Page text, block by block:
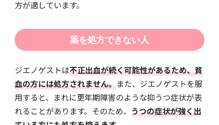
方が適しています。
薬を処方できない人
ジエノゲストは不正出血が続く可能性があるため、貧
血の方には処方されません。また、ジエノゲストを服
用すると、まれに更年期障害のような抑うつ症状が表
れることがあります。そのため、 うつの症状が強く出